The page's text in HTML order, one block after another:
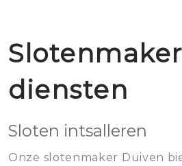
diensten
Sloten intsalleren
Onze slotenmaker Duiven